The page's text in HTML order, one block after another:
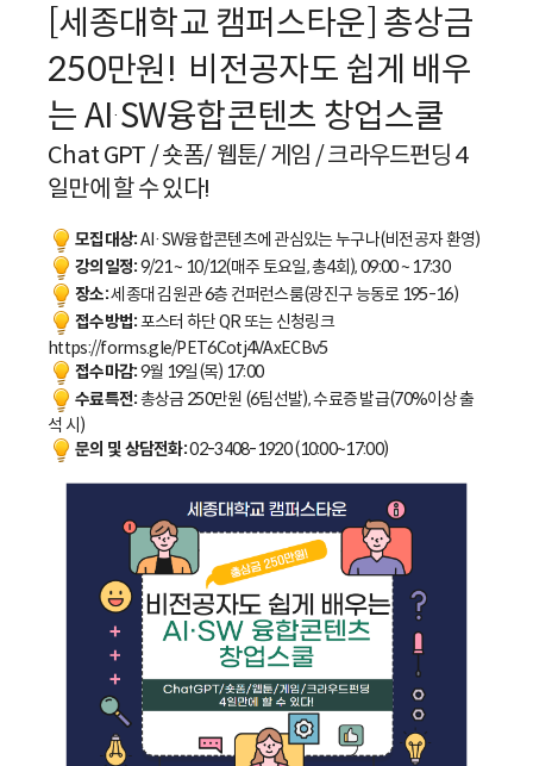
[세종대학교 캠퍼스타운] 총상금
250만원! 비전공자도 쉽게 배우
는 AI· SW융합콘텐츠 창업스쿨
Chat GPT / 숏폼/ 웹툰/ 게임 / 크라우드펀딩 4
일만에 할 수 있다!
모집대상:AI·SW융합콘텐츠에 관심있는 누구나(비전공자 환영)
강의일정:9/21 ~ 10/12(매주 토요일, 총4회), 09:00 ~ 17:30
장소:세종대 김원관 6층 컨퍼런스룸(광진구 능동로 195-16)
접수방법:포스터 하단 QR 또는 신청링크
https://forms.gle/PET6Cotj4VAxECBv5
접수마감:9월 19일(목) 17:00
수료특전:총상금 250만원 (6팀선발), 수료증 발급(70%이상 출
석 시)
문의 및 상담전화:02-3408-1920 (10:00~17:00)